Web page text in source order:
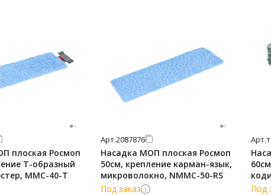
плоская Росмоп
Т-образный
MMC-40-T
Арт.2087876
Насадка МОП плоская Росмоп
50см, крепление карман-язык,
микроволокно, NMMC-50-RS
Под заказ
Арт.
Под